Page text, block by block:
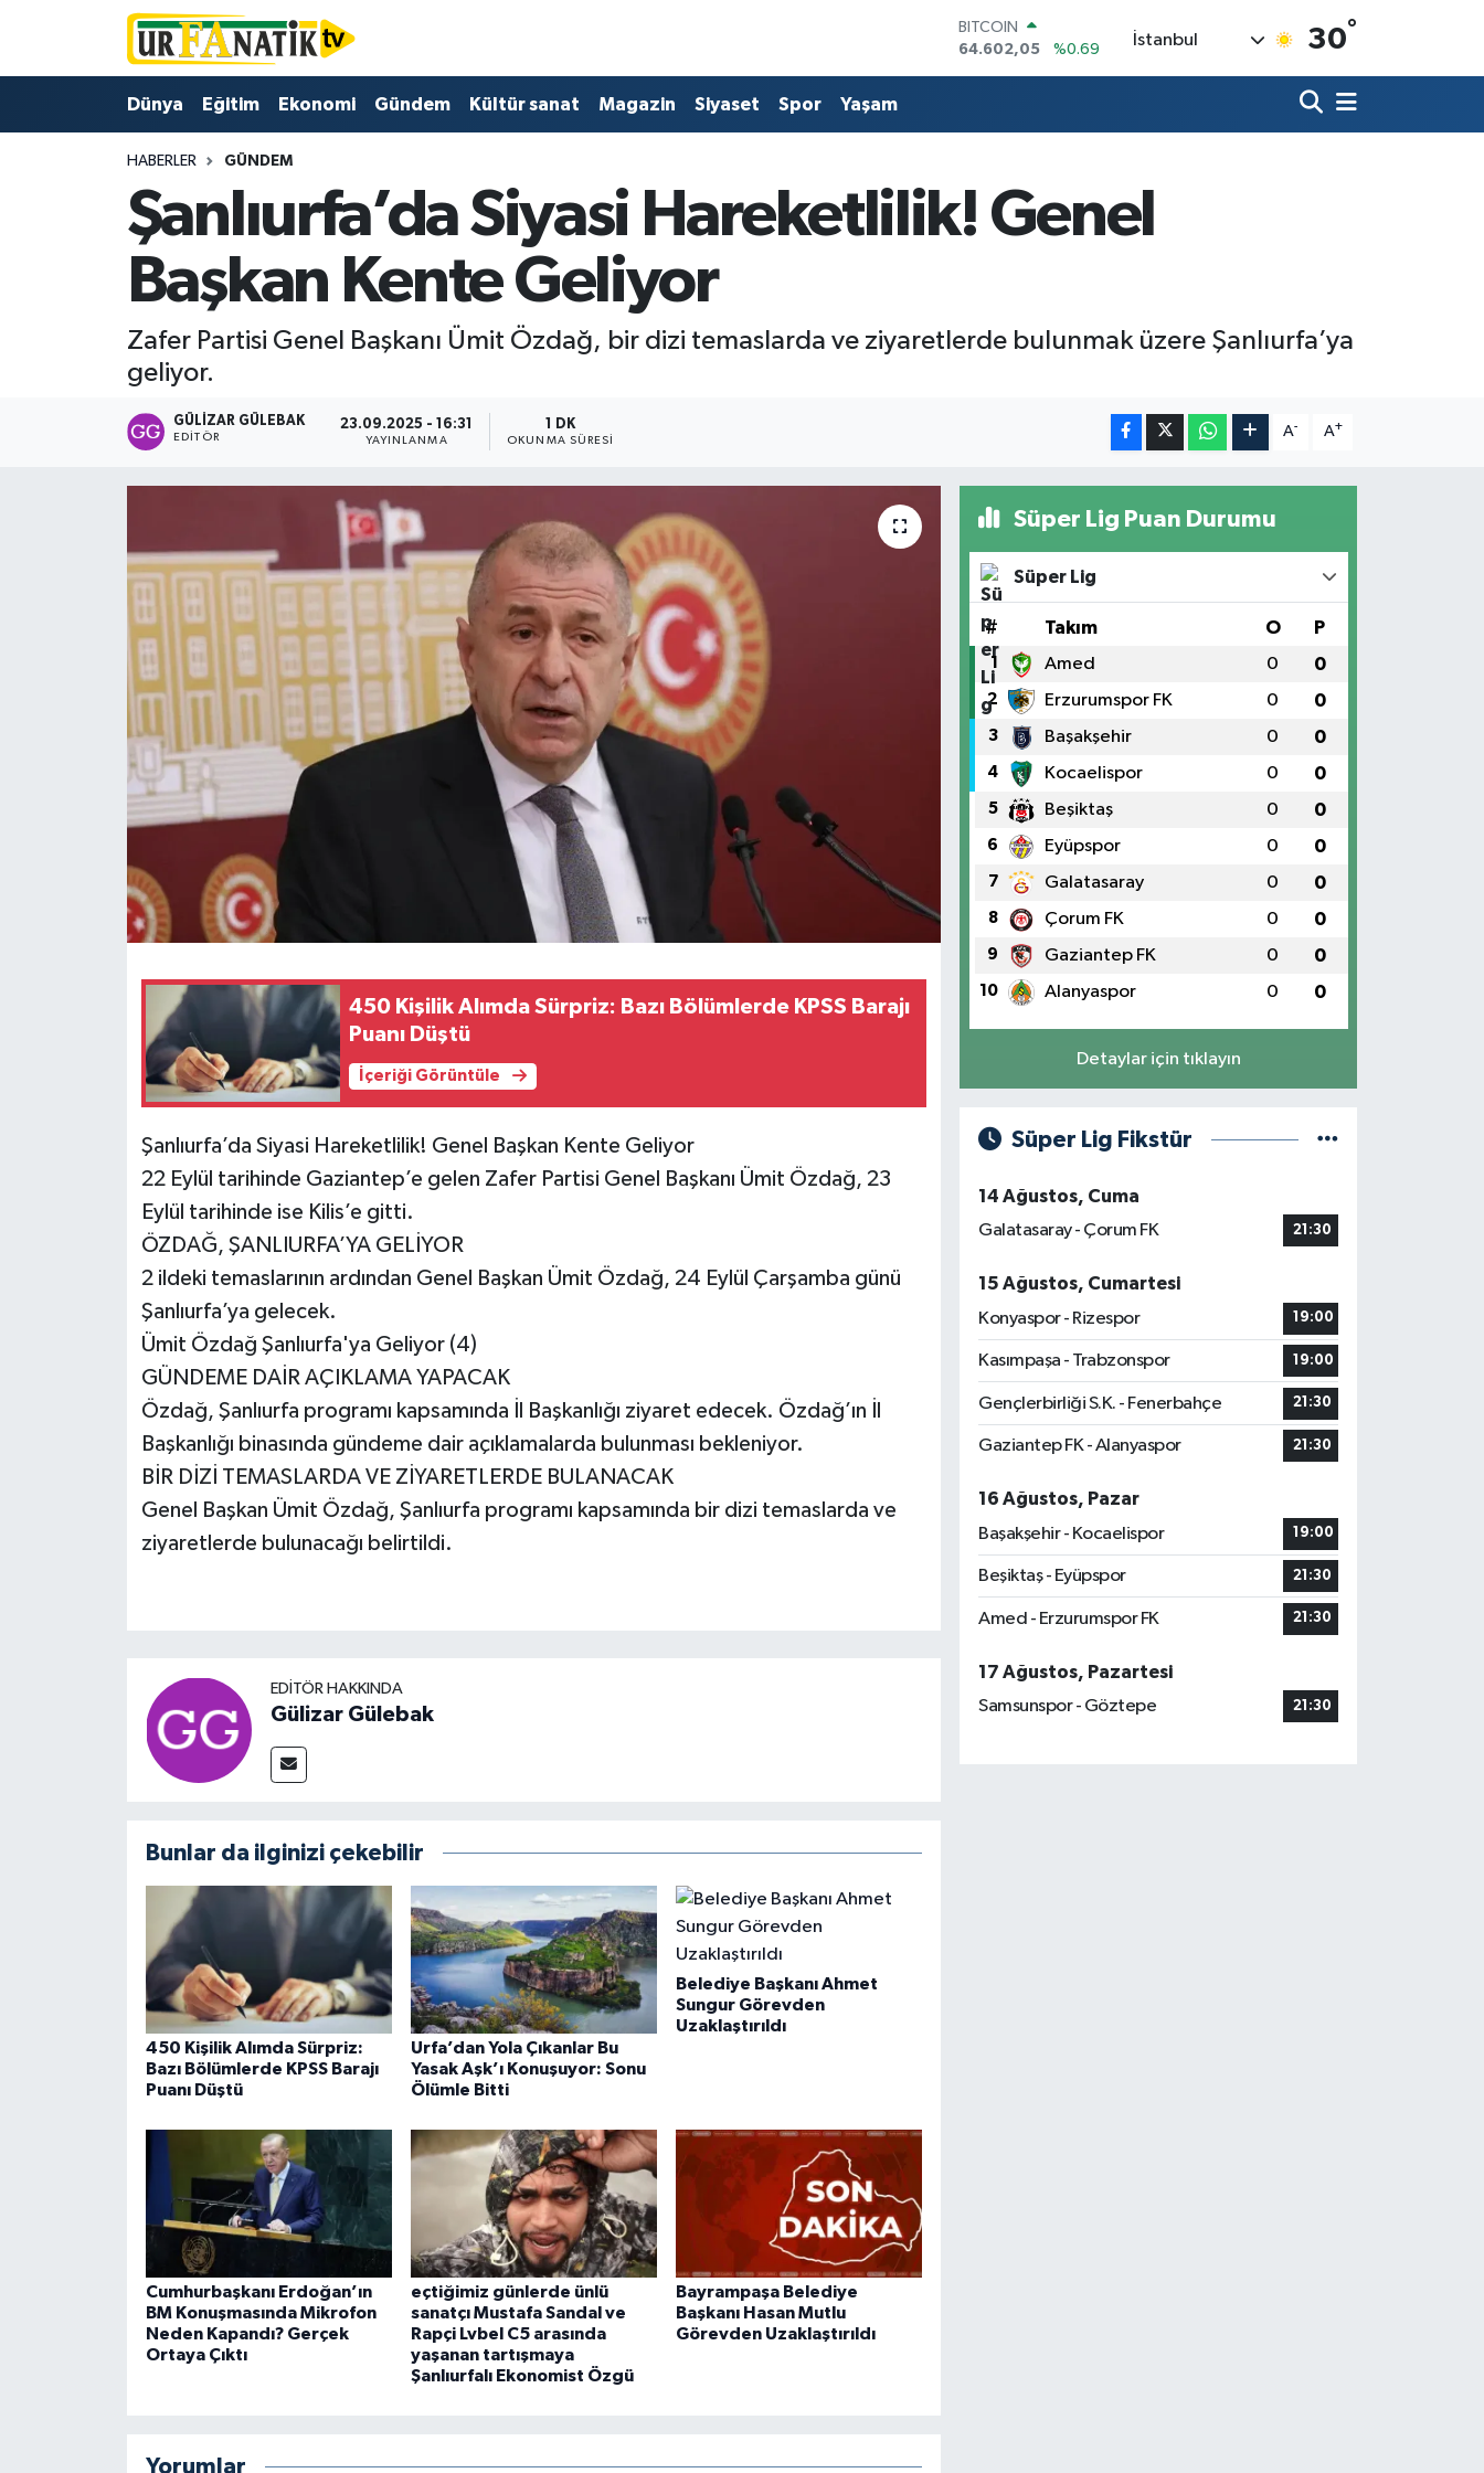
BITCOIN
64.602,05
%0.69
55,0700
%0.1
GRAM ALTIN
6518.23
%0.39
İstanbul 30°
Dünya Eğitim Ekonomi Gündem Kültür sanat Magazin Siyaset Spor Yaşam
HABERLER GÜNDEM
Şanlıurfa’da Siyasi Hareketlilik! Genel
Başkan Kente Geliyor
Zafer Partisi Genel Başkanı Ümit Özdağ, bir dizi temaslarda ve ziyaretlerde bulunmak üzere Şanlıurfa’ya
geliyor.
GÜLIZAR GÜLEBAK
EDITÖR
23.09.2025 - 16:31
YAYINLANMA
1 DK
OKUNMA SÜRESI
A- A+
450 Kişilik Alımda Sürpriz: Bazı Bölümlerde KPSS Barajı
Puanı Düştü
İçeriği Görüntüle
Şanlıurfa’da Siyasi Hareketlilik! Genel Başkan Kente Geliyor
22 Eylül tarihinde Gaziantep’e gelen Zafer Partisi Genel Başkanı Ümit Özdağ, 23
Eylül tarihinde ise Kilis’e gitti.
ÖZDAĞ, ŞANLIURFA’YA GELİYOR
2 ildeki temaslarının ardından Genel Başkan Ümit Özdağ, 24 Eylül Çarşamba günü
Şanlıurfa’ya gelecek.
Ümit Özdağ Şanlıurfa'ya Geliyor (4)
GÜNDEME DAİR AÇIKLAMA YAPACAK
Özdağ, Şanlıurfa programı kapsamında İl Başkanlığı ziyaret edecek. Özdağ’ın İl
Başkanlığı binasında gündeme dair açıklamalarda bulunması bekleniyor.
BİR DİZİ TEMASLARDA VE ZİYARETLERDE BULANACAK
Genel Başkan Ümit Özdağ, Şanlıurfa programı kapsamında bir dizi temaslarda ve
ziyaretlerde bulunacağı belirtildi.
EDITÖR HAKKINDA
Gülizar Gülebak
Bunlar da ilginizi çekebilir
450 Kişilik Alımda Sürpriz:
Bazı Bölümlerde KPSS Barajı
Puanı Düştü
Urfa’dan Yola Çıkanlar Bu
Yasak Aşk’ı Konuşuyor: Sonu
Ölümle Bitti
Belediye Başkanı Ahmet
Sungur Görevden
Uzaklaştırıldı
Cumhurbaşkanı Erdoğan’ın
BM Konuşmasında Mikrofon
Neden Kapandı? Gerçek
Ortaya Çıktı
eçtiğimiz günlerde ünlü
sanatçı Mustafa Sandal ve
Rapçi Lvbel C5 arasında
yaşanan tartışmaya
Şanlıurfalı Ekonomist Özgü
Bayrampaşa Belediye
Başkanı Hasan Mutlu
Görevden Uzaklaştırıldı
Yorumlar
Süper Lig Puan Durumu
Süper Lig
# Takım O P
1 Amed 0 0
2 Erzurumspor FK 0 0
3 Başakşehir 0 0
4 Kocaelispor 0 0
5 Beşiktaş 0 0
6 Eyüpspor 0 0
7 Galatasaray 0 0
8 Çorum FK 0 0
9 Gaziantep FK 0 0
10 Alanyaspor 0 0
Detaylar için tıklayın
Süper Lig Fikstür
14 Ağustos, Cuma
Galatasaray - Çorum FK
21:30
15 Ağustos, Cumartesi
Konyaspor - Rizespor
19:00
Kasımpaşa - Trabzonspor 19:00
Gençlerbirliği S.K. - Fenerbahçe 21:30
Gaziantep FK - Alanyaspor 21:30
16 Ağustos, Pazar
Başakşehir - Kocaelispor
19:00
Beşiktaş - Eyüpspor 21:30
Amed - Erzurumspor FK 21:30
17 Ağustos, Pazartesi
Samsunspor - Göztepe
21:30
Süper Lig Puan Durumu ve Fikstür
Tüm Manşetler
Son Dakika Haberleri
Haber Arşivi